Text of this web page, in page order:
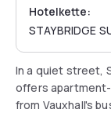
Hotelkette:
STAYBRIDGE
In a quiet street,
offers
from Vauxhall's